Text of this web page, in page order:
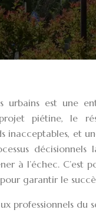
urbains est une
projet piétine, le
inacceptables, et
à l’échec.
garantir le
professionnels